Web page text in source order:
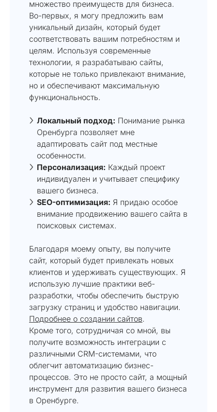
множество преимуществ для бизнеса.
Во-первых, я могу предложить вам
уникальный дизайн, который будет
соответствовать вашим потребностям и
целям. Используя современные
технологии, я разрабатываю сайты,
которые не только привлекают внимание,
но и обеспечивают максимальную
функциональность.
Локальный подход: Понимание рынка
Оренбурга позволяет мне
адаптировать сайт под местные
особенности.
Персонализация: Каждый проект
индивидуален и учитывает специфику
вашего бизнеса.
SEO-оптимизация: Я придаю особое
внимание продвижению вашего сайта в
поисковых системах.
Благодаря моему опыту, вы получите
сайт, который будет привлекать новых
клиентов и удерживать существующих. Я
использую лучшие практики веб-
разработки, чтобы обеспечить быструю
загрузку страниц и удобство навигации.
Подробнее о создании сайтов.
Кроме того, сотрудничая со мной, вы
получите возможность интеграции с
различными CRM-системами, что
облегчит автоматизацию бизнес-
процессов. Это не просто сайт, а мощный
инструмент для развития вашего бизнеса
в Оренбурге.